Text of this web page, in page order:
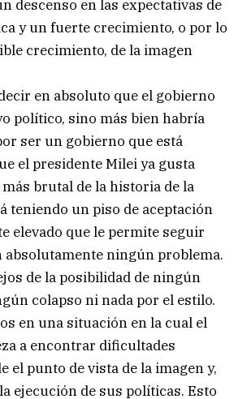
descenso en las expectativas de
y un fuerte crecimiento, o por lo
crecimiento, de la imagen
en absoluto que el gobierno
político, sino más bien habría
ser un gobierno que está
el presidente Milei ya gusta
brutal de la historia de la
teniendo un piso de aceptación
elevado que le permite seguir
absolutamente ningún problema.
de la posibilidad de ningún
colapso ni nada por el estilo.
en una situación en la cual el
a encontrar dificultades
el punto de vista de la imagen y,
ejecución de sus políticas. Esto